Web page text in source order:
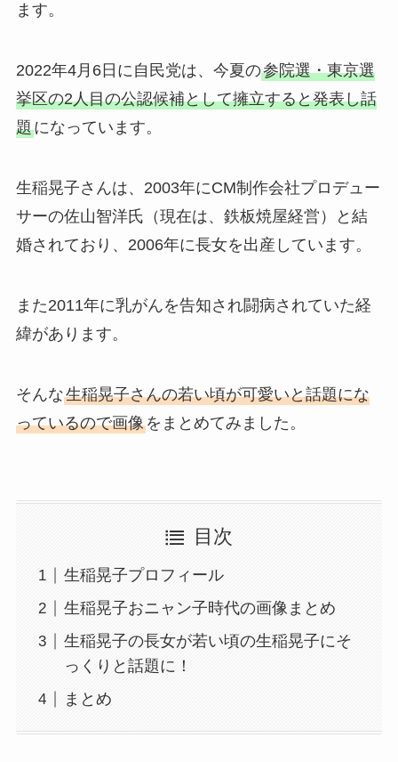
ます。
2022年4月6日に自民党は、今夏の参院選・東京選
挙区の2人目の公認候補として擁立すると発表し話
題になっています。
生稲晃子さんは、2003年にCM制作会社プロデュー
サーの佐山智洋氏（現在は、鉄板焼屋経営）と結
婚されており、2006年に長女を出産しています。
また2011年に乳がんを告知され闘病されていた経
緯があります。
そんな生稲晃子さんの若い頃が可愛いと話題にな
っているので画像をまとめてみました。
目次
生稲晃子プロフィール
生稲晃子おニャン子時代の画像まとめ
生稲晃子の長女が若い頃の生稲晃子にそ
っくりと話題に！
まとめ